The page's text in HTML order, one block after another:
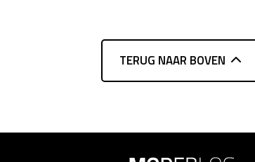
TERUG NAAR BOVEN